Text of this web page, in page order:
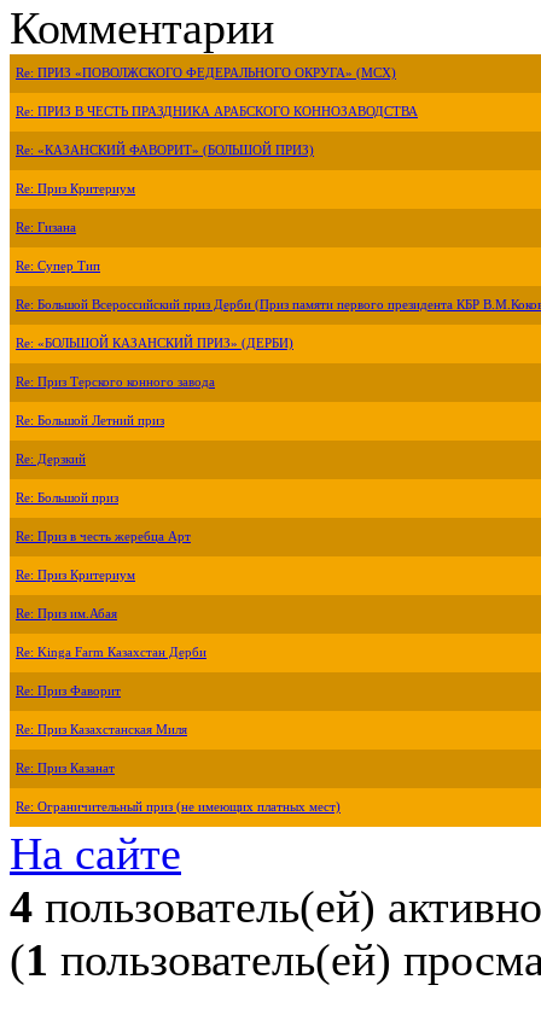
Комментарии
Re: ПРИЗ «ПОВОЛЖСКОГО ФЕДЕРАЛЬНОГО ОКРУГА» (МСХ)
Re: ПРИЗ В ЧЕСТЬ ПРАЗДНИКА АРАБСКОГО КОННОЗАВОДСТВА
Re: «КАЗАНСКИЙ ФАВОРИТ» (БОЛЬШОЙ ПРИЗ)
Re: Приз Критериум
Re: Гизана
Re: Супер Тип
Re: Большой Всероссийский приз Дерби (Приз памяти первого президента КБР
Re: «БОЛЬШОЙ КАЗАНСКИЙ ПРИЗ» (ДЕРБИ)
Re: Приз Терского конного завода
Re: Большой Летний приз
Re: Дерзкий
Re: Большой приз
Re: Приз в честь жеребца Арт
Re: Приз Критериум
Re: Приз им.Абая
Re: Kinga Farm Казахстан Дерби
Re: Приз Фаворит
Re: Приз Казахстанская Миля
Re: Приз Казанат
Re: Ограничительный приз (не имеющих платных мест)
На сайте
4 пользователь(ей) активно
(1 пользователь(ей)